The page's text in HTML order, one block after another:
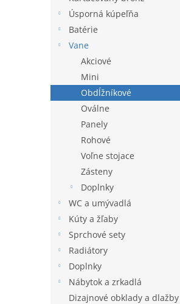
Úsporná kúpeľňa
Batérie
Vane
Akciové
Mini
Obdĺžníkové
Oválne
Panely
Rohové
Voľne stojace
Zásteny
Doplnky
WC a umývadlá
Kúty a žľaby
Sprchové sety
Radiátory
Doplnky
Nábytok a zrkadlá
Dizajnové obklady a dlažby